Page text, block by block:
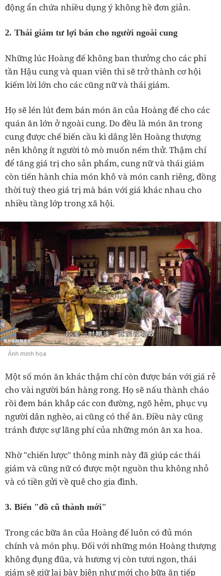
động ẩn chứa nhiều dụng ý không hề đơn giản.
2. Thái giám tư lợi bán cho người ngoài cung
Những lúc Hoàng đế không ban thưởng cho các phi
tần Hậu cung và quan viên thì sẽ trở thành cơ hội
kiếm lời lớn cho các cũng nữ và thái giám.
Họ sẽ lén lút đem bán món ăn của Hoàng đế cho các
quán ăn lớn ở ngoài cung. Do đều là món ăn trong
cung được chế biến cầu kì dâng lên Hoàng thượng
nên không ít người tò mò muốn nếm thử. Thậm chí
để tăng giá trị cho sản phẩm, cung nữ và thái giám
còn tiến hành chia món khô và món canh riêng, đồng
thời tuỳ theo giá trị mà bán với giá khác nhau cho
nhiều tầng lớp trong xã hội.
Ảnh minh họa
Một số món ăn khác thậm chí còn được bán với giá rẻ
cho vài người bán hàng rong. Họ sẽ nấu thành cháo
rồi đem bán khắp các con đường, ngõ hẻm, phục vụ
người dân nghèo, ai cũng có thể ăn. Điều này cũng
tránh được sự lãng phí của những món ăn xa hoa.
Nhờ "chiến lược" thông minh này đã giúp các thái
giám và cũng nữ có được một nguồn thu không nhỏ
và có tiền gửi về quê cho gia đình.
3. Biến "đồ cũ thành mới"
Trong các bữa ăn của Hoàng đế luôn có đủ món
chính và món phụ. Đối với những món Hoàng thượng
không đụng đũa, và hương vị còn tươi ngon, thái
giám sẽ giữ lại bày biện như mới cho bữa ăn tiếp